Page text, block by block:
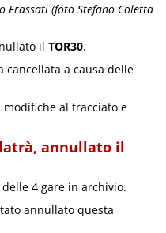
Frassati (foto Stefano Coletta
ilTOR30.
cancellata a causa delle
al tracciato e
annullato il
4 gare in archivio.
annullato questa